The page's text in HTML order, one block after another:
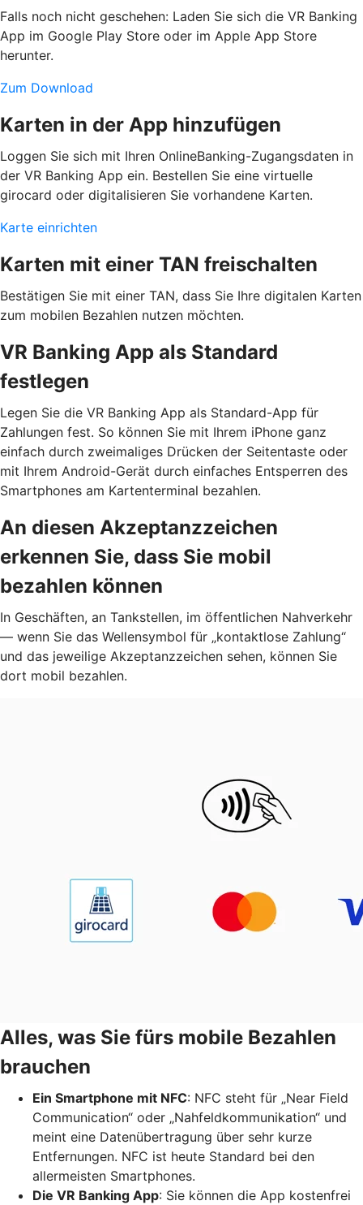
Falls noch nicht geschehen: Laden Sie sich die VR Banking
App im Google Play Store oder im Apple App Store
herunter.
Zum Download
Karten in der App hinzufügen
Loggen Sie sich mit Ihren OnlineBanking-Zugangsdaten in
der VR Banking App ein. Bestellen Sie eine virtuelle
girocard oder digitalisieren Sie vorhandene Karten.
Karte einrichten
Karten mit einer TAN freischalten
Bestätigen Sie mit einer TAN, dass Sie Ihre digitalen Karten
zum mobilen Bezahlen nutzen möchten.
VR Banking App als Standard
festlegen
Legen Sie die VR Banking App als Standard-App für
Zahlungen fest. So können Sie mit Ihrem iPhone ganz
einfach durch zweimaliges Drücken der Seitentaste oder
mit Ihrem Android-Gerät durch einfaches Entsperren des
Smartphones am Kartenterminal bezahlen.
An diesen Akzeptanzzeichen
erkennen Sie, dass Sie mobil
bezahlen können
In Geschäften, an Tankstellen, im öffentlichen Nahverkehr
— wenn Sie das Wellensymbol für „kontaktlose Zahlung“
und das jeweilige Akzeptanzzeichen sehen, können Sie
dort mobil bezahlen.
Alles, was Sie fürs mobile Bezahlen
brauchen
Ein Smartphone mit NFC: NFC steht für „Near Field
Communication“ oder „Nahfeldkommunikation“ und
meint eine Datenübertragung über sehr kurze
Entfernungen. NFC ist heute Standard bei den
allermeisten Smartphones.
Die VR Banking App: Sie können die App kostenfrei